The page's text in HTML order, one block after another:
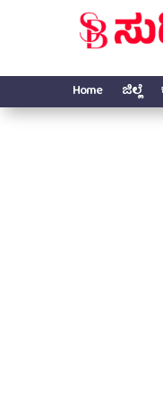
Home ಜಿಲ್ಲೆ